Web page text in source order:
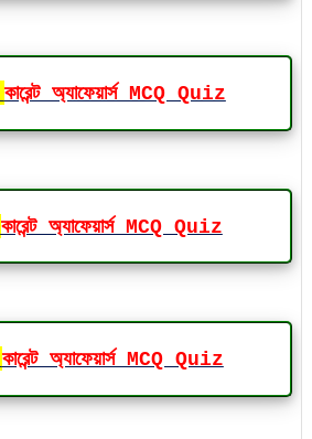
কারেন্ট অ্যাফেয়ার্স MCQ Quiz
কারেন্ট অ্যাফেয়ার্স MCQ Quiz
কারেন্ট অ্যাফেয়ার্স MCQ Quiz